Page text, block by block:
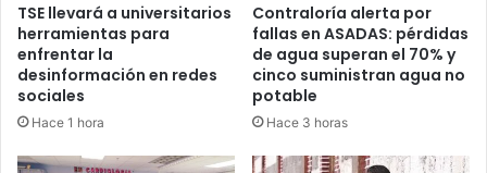
TSE llevará a universitarios
herramientas para
enfrentar la
desinformación en redes
sociales
Hace 1 hora
Contraloría alerta por
fallas en ASADAS: pérdidas
de agua superan el 70% y
cinco suministran agua no
potable
Hace 3 horas